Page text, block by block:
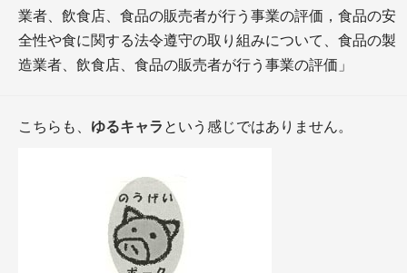
業者、飲食店、食品の販売者が行う事業の評価，食品の安
全性や食に関する法令遵守の取り組みについて、食品の製
造業者、飲食店、食品の販売者が行う事業の評価」
こちらも、 ゆるキャラ という感じではありません。